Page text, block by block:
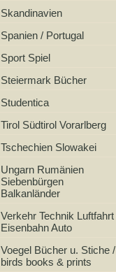
Skandinavien
Spanien / Portugal
Sport Spiel
Steiermark Bücher
Studentica
Tirol Südtirol Vorarlberg
Tschechien Slowakei
Ungarn Rumänien
Siebenbürgen
Balkanländer
Verkehr Technik Luftfahrt
Eisenbahn Auto
Voegel Bücher u. Stiche /
birds books & prints